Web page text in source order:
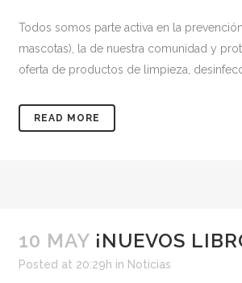
Todos somos parte activa en la
mascotas), la de nuestra comunidad y
oferta de productos de limpieza,
READ MORE
10 MAY ¡NUEVOS
Posted at 20:29h in Noticias